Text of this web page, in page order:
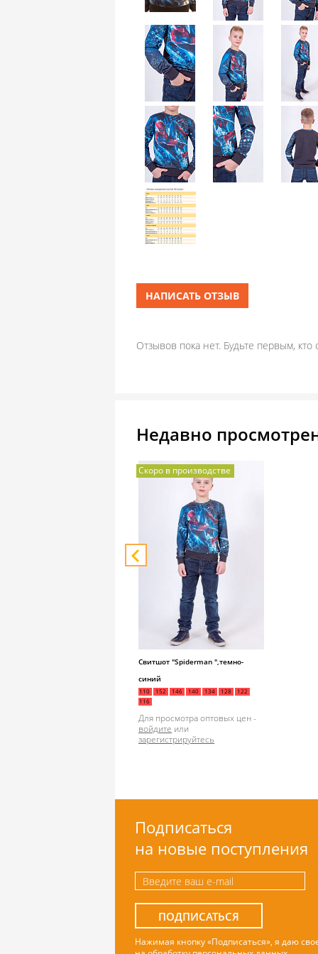
НАПИСАТЬ ОТЗЫВ
Отзывов пока нет. Будьте первым, кто
Недавно
Скоро в производстве
Свитшот "Spiderman ",темно-
синий
110 152 146 140 134 128
122
116
Для просмотра оптовых цен -
войдите или
зарегистрируйтесь
Подписаться
на новые поступления
ПОДПИСАТЬСЯ
Нажимая кнопку «Подписаться», я даю